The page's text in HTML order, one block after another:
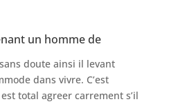
un homme de
doute ainsi il levant
dans vivre. C’est
total agreer carrement s’il